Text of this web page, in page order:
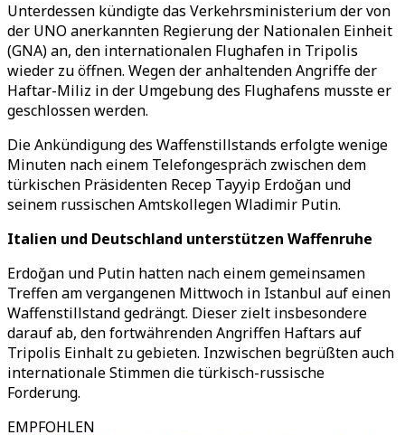
Unterdessen kündigte das Verkehrsministerium der von
der UNO anerkannten Regierung der Nationalen Einheit
(GNA) an, den internationalen Flughafen in Tripolis
wieder zu öffnen. Wegen der anhaltenden Angriffe der
Haftar-Miliz in der Umgebung des Flughafens musste er
geschlossen werden.
Die Ankündigung des Waffenstillstands erfolgte wenige
Minuten nach einem Telefongespräch zwischen dem
türkischen Präsidenten Recep Tayyip Erdoğan und
seinem russischen Amtskollegen Wladimir Putin.
Italien und Deutschland unterstützen Waffenruhe
Erdoğan und Putin hatten nach einem gemeinsamen
Treffen am vergangenen Mittwoch in Istanbul auf einen
Waffenstillstand gedrängt. Dieser zielt insbesondere
darauf ab, den fortwährenden Angriffen Haftars auf
Tripolis Einhalt zu gebieten. Inzwischen begrüßten auch
internationale Stimmen die türkisch-russische
Forderung.
EMPFOHLEN